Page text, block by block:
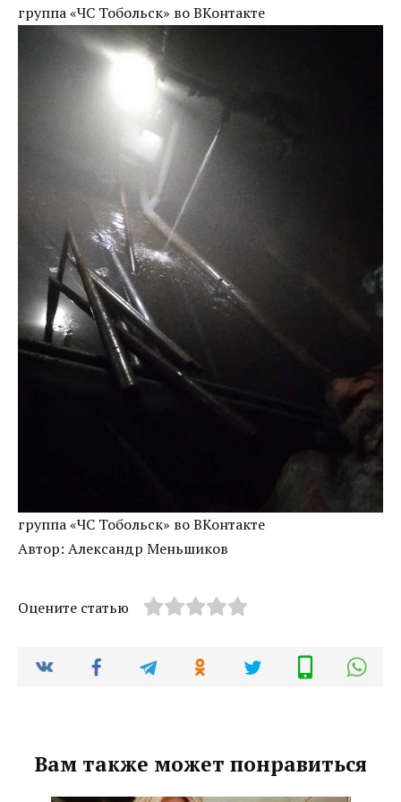
группа «ЧС Тобольск» во ВКонтакте
группа «ЧС Тобольск» во ВКонтакте
Автор: Александр Меньшиков
Оцените статью
Вам также может понравиться